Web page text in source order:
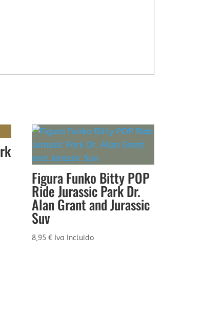
Figura Funko Bitty POP
Ride Jurassic Park Dr.
Alan Grant and Jurassic
Suv
8,95€ Iva Incluido